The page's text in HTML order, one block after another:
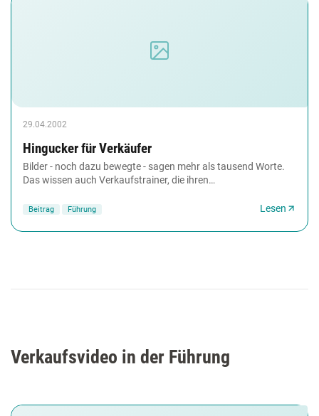
29.04.2002
Hingucker für Verkäufer
Bilder - noch dazu bewegte - sagen mehr als tausend Worte.
Das wissen auch Verkaufstrainer, die ihren
verordnen....
Beitrag Führung Lesen
Verkaufsvideo in der Führung